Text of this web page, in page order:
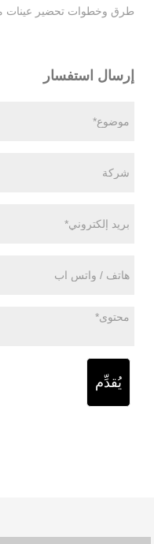
طرق وخطوات تحضير عينات
إرسال استفسار
يُقدِّم